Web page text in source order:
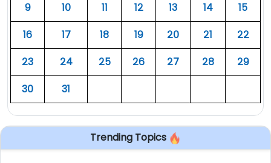
९
१० ११ १२ १३ १४
१५
१६
१७ १८ १९ २० २१
२२
२३
२४ २५ २६ २७ २८
२९
३०
३१
Trending Topics